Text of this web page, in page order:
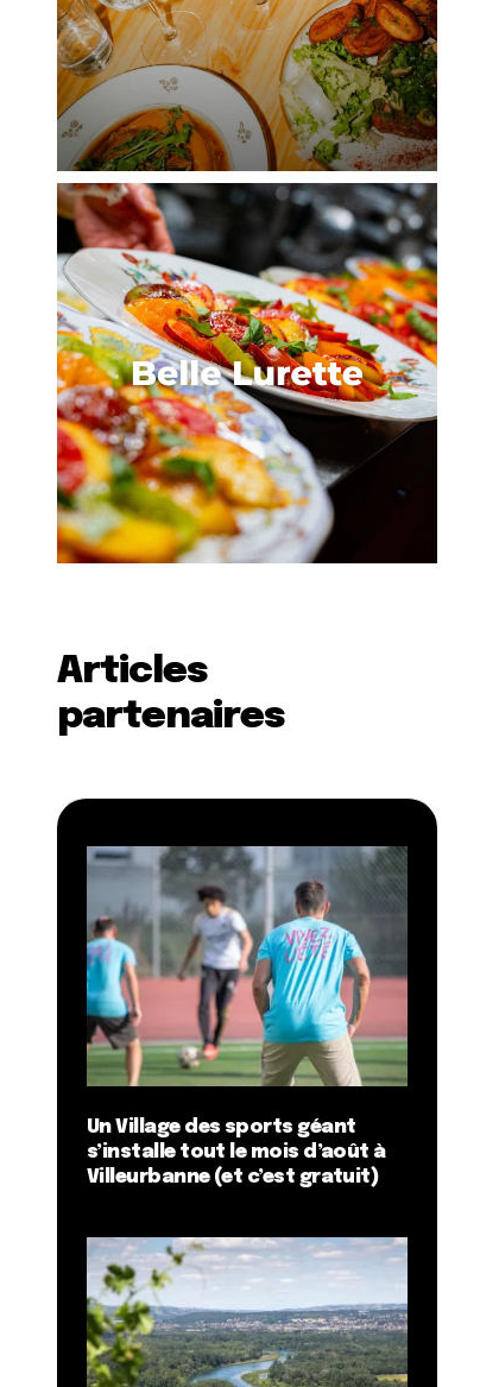
Articles
partenaires
Un Village des sports géant
s’installe tout le mois d’août à
Villeurbanne (et c’est gratuit)